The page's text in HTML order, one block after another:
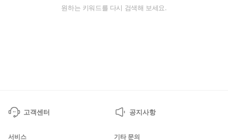
원하는 키워드를 다시 검색해 보세요.
고객센터 공지사항
서비스 기타 문의